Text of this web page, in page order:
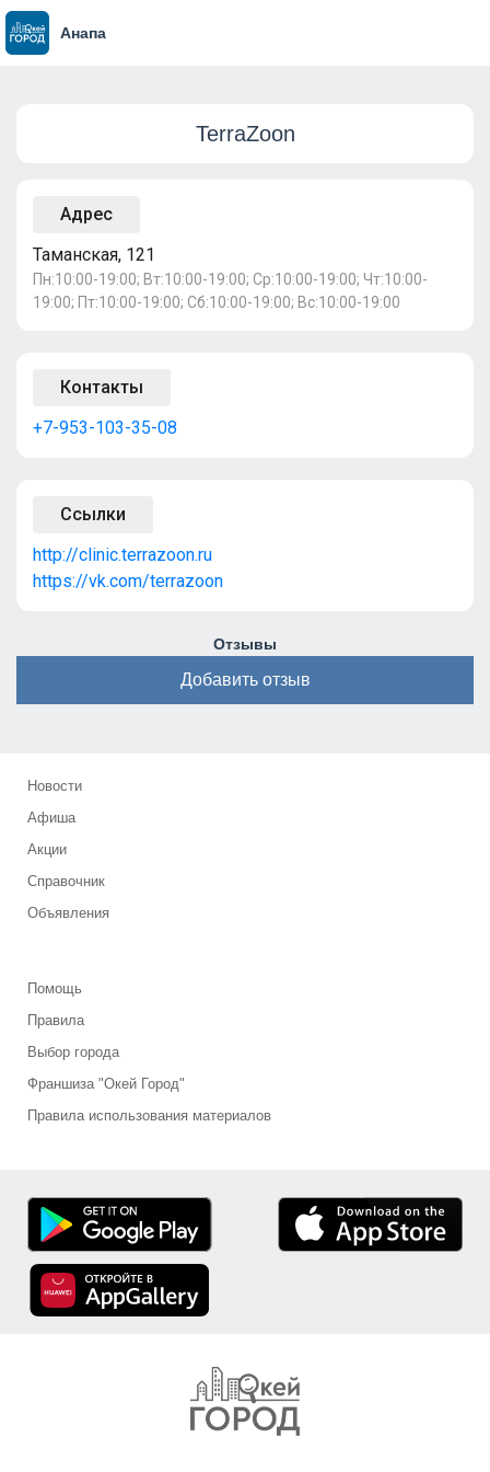
Анапа
TerraZoon
Адрес
Таманская, 121
Пн:10:00-19:00; Вт:10:00-19:00; Ср:10:00-19:00; Чт:10:00-
19:00; Пт:10:00-19:00; Сб:10:00-19:00; Вс:10:00-19:00
Контакты
+7-953-103-35-08
Ссылки
http://clinic.terrazoon.ru
https://vk.com/terrazoon
Отзывы
Добавить отзыв
Новости
Афиша
Акции
Справочник
Объявления
Помощь
Правила
Выбор города
Франшиза "Окей Город"
Правила использования материалов